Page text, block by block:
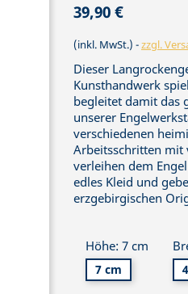
39,90 €
(inkl. MwSt.) zzgl.
Dieser
Kunsthandwerk
begleitet damit das
unserer
verschiedenen
Arbeitsschritten mit
verleihen dem
edles Kleid und
erzgebirgischen
Höhe: 7 cm
7 cm